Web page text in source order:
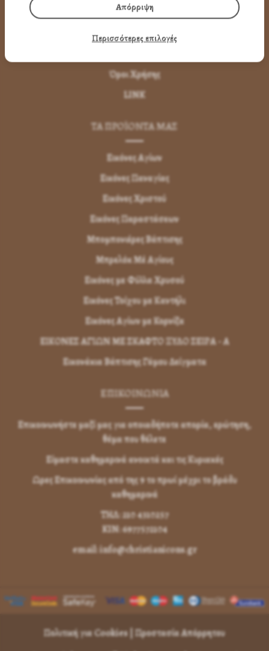
Πως Μπορώ να Πληρώσω
Μεταφορικά & Αντικαταβολή
Όροι Χρήσης
LINK
ΤΑ ΠΡΟΪΟΝΤΑ ΜΑΣ
Εικόνες Αγίων
Εικόνες Παναγίας
Εικόνες Χριστού
Εικόνες Παραστάσεων
Μπομπονιέρες Βάπτισης
Μπρελόκ Μέ Αγίους
Εικόνες με Φύλλα Χρυσού
Εικόνες Τοίχου με Καντήλι
Εικόνες Αγίων με Κορνίζα
ΕΙΚΟΝΕΣ ΑΓΙΩΝ ΜΕ ΣΚΑΦΤΟ ΞΥΛΟ ΣΕΙΡΑ - Α
Εικονάκια Βάπτισης Γάμου Δείγματα
ΕΠΙΚΟΙΝΩΝΊΑ
Επικοινωνήστε μαζί μας για οποιαδήποτε απορία, ερώτηση,
θέμα που θέλετε
Είμαστε καθημερινά ανοικτά και τις Κυριακές
Ωρες Επικοινωνίας από της 9 το πρωί μέχρι το βράδυ
καθημερινά
ΤΗΛ: 210 4310257
KIN: 6977572104
email: info@christianicons.gr
Πολιτική για Cookies Προστασία Απόρρητου
Απόρριψη
Περισσότερες επιλογές